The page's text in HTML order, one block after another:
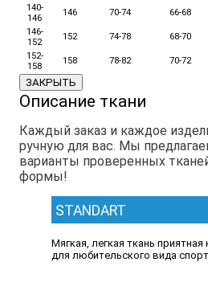
140-
146
146 70-74 66-68
146-
152
152 74-78 68-70
152-
158
158 78-82 70-72
ЗАКРЫТЬ
Описание ткани
Каждый заказ и каждое
ручную для вас. Мы
варианты проверенных
формы!
STANDART
Мягкая, легкая ткань
для любительского вида